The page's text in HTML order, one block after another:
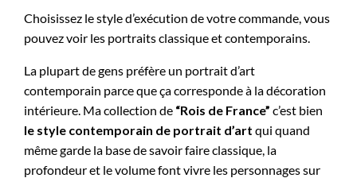
Choisissez le style d’exécution de votre commande, vous
pouvez voir les portraits classique et contemporains.
La plupart de gens préfère un portrait d’art
contemporain parce que ça corresponde à la décoration
intérieure. Ma collection de “Rois de France” c’est bien
le style contemporain de portrait d’art qui quand
même garde la base de savoir faire classique, la
profondeur et le volume font vivre les personnages sur